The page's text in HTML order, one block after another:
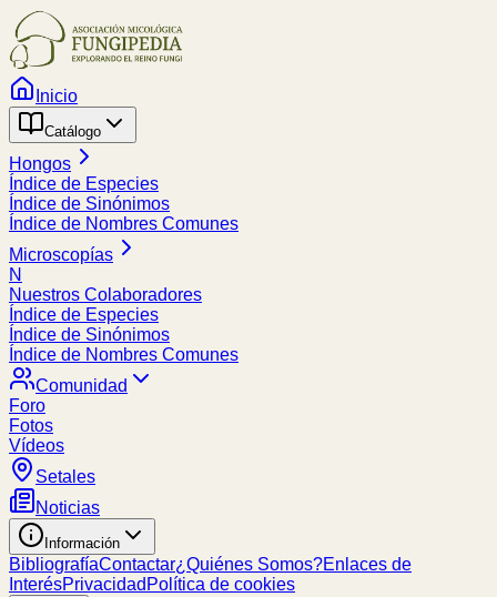
Inicio
Catálogo
Hongos
Índice de Especies
Índice de Sinónimos
Índice de Nombres Comunes
Microscopías
N
Nuestros Colaboradores
Índice de Especies
Índice de Sinónimos
Índice de Nombres Comunes
Comunidad
Foro
Fotos
Vídeos
Setales
Noticias
Información
BibliografíaContactar¿Quiénes Somos?Enlaces de
InterésPrivacidad Política de cookies